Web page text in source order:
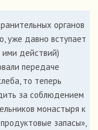
органов
уже давно вступает
действий)
передаче
то теперь
за соблюдением
монастыря к
запасы»,